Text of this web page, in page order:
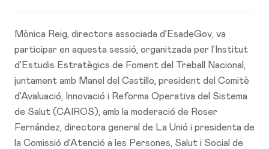
Mònica Reig, directora associada d’EsadeGov, va
participar en aquesta sessió, organitzada per l’Institut
d’Estudis Estratègics de Foment del Treball Nacional,
juntament amb Manel del Castillo, president del Comitè
d’Avaluació, Innovació i Reforma Operativa del Sistema
de Salut (CAIROS), amb la moderació de Roser
Fernández, directora general de La Unió i presidenta de
la Comissió d’Atenció a les Persones, Salut i Social de